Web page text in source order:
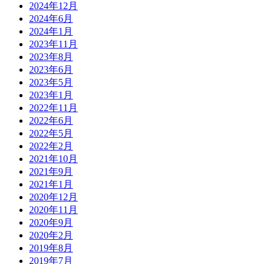
2024年12月
2024年6月
2024年1月
2023年11月
2023年8月
2023年6月
2023年5月
2023年1月
2022年11月
2022年6月
2022年5月
2022年2月
2021年10月
2021年9月
2021年1月
2020年12月
2020年11月
2020年9月
2020年2月
2019年8月
2019年7月